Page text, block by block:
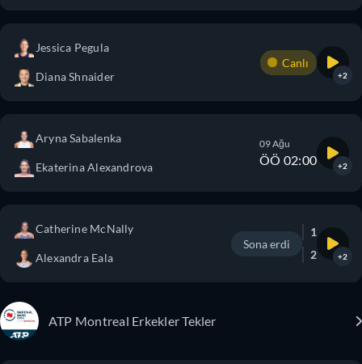
Jessica Pegula
Diana Shnaider
Canlı
+2
Aryna Sabalenka
Ekaterina Alexandrova
09 Ağu
ÖÖ 02:00 +2
Catherine McNally
Alexandra Eala
Sona erdi
1
2
+2
ATP Montreal Erkekler Tekler